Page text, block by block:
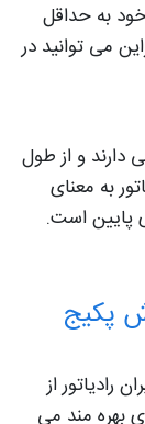
به حداقل
می توانید در
دارند و از طول
به معنای
پایین است.
پکیج
رادیاتور از
بهره مند می